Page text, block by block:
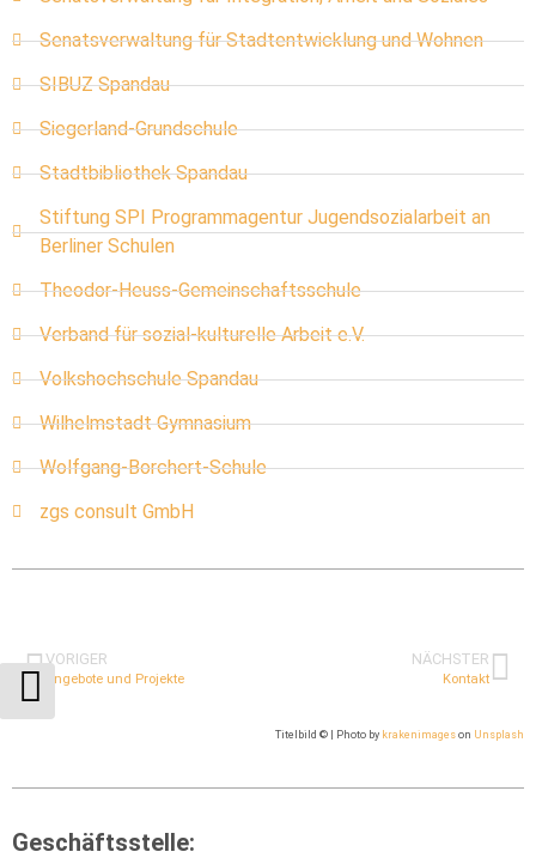
Senatsverwaltung für Stadtentwicklung und Wohnen
SIBUZ Spandau
Siegerland-Grundschule
Stadtbibliothek Spandau
Stiftung SPI Programmagentur Jugendsozialarbeit an
Berliner Schulen
Theodor-Heuss-Gemeinschaftsschule
Verband für sozial-kulturelle Arbeit e.V.
Volkshochschule Spandau
Wilhelmstadt Gymnasium
Wolfgang-Borchert-Schule
zgs consult GmbH
VORIGER
Angebote und Projekte
NÄCHSTER
Kontakt
Titelbild © | Photo by krakenimages on Unsplash
Geschäftsstelle: